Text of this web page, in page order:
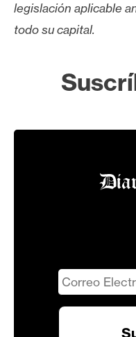
legislación aplicable
todo su capital.